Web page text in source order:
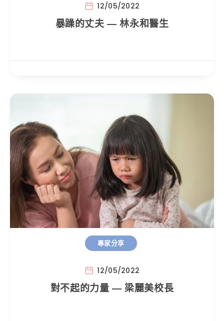
12/05/2022
暴躁的丈夫 — 林永和醫生
專家分享
12/05/2022
對不起的力量 — 梁麗美校長